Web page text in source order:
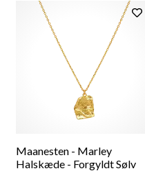
Maanesten - Marley
Halskæde - Forgyldt Sølv